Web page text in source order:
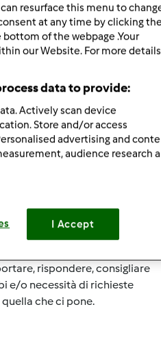
per poter commentare
Iscritto : 11.12.2009
il Servizio Clienti il
rispondere, consigliare
e/o necessità di richieste
che ci pone.
resurface this menu to
at any time by clicking
of the webpage .Your
our Website. For more
data to provide:
Actively scan device
Store and/or access
advertising and
audience research
I Accept